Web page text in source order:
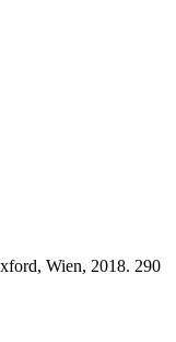
Wien, 2018. 290